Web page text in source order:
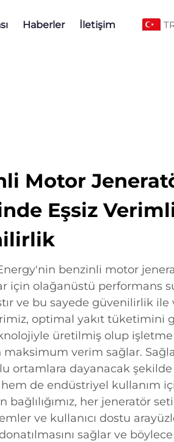
Haberler İletişim
Motor
Eşsiz
benzinli motor
için olağanüstü performans
ve bu sayede güvenilirlik ile
optimal yakıt tüketimini
üretilmiş olup
verim sağlar.
ortamlara dayanacak
de endüstriyel kullanım
bağlılığımız, her jeneratör
ve kullanıcı dostu
sağlar ve